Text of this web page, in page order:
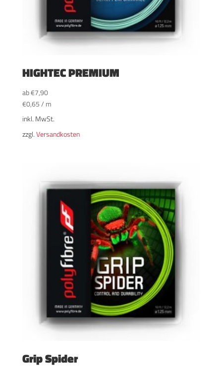
HIGHTEC PREMIUM
ab€7,90
€0,65/ m
inkl. MwSt.
zzgl.Versandkosten
Grip Spider